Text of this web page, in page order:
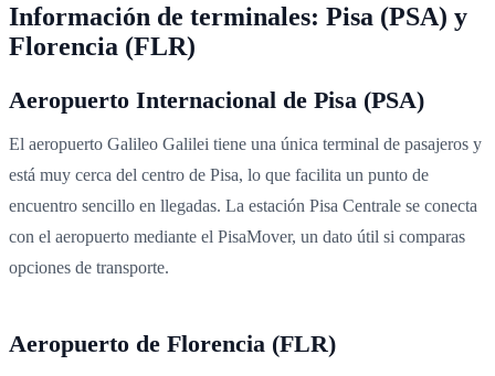
Información de terminales: Pisa (PSA) y
Florencia (FLR)
Aeropuerto Internacional de Pisa (PSA)
El aeropuerto Galileo Galilei tiene una única terminal de pasajeros y
está muy cerca del centro de Pisa, lo que facilita un punto de
encuentro sencillo en llegadas. La estación Pisa Centrale se conecta
con el aeropuerto mediante el PisaMover, un dato útil si comparas
opciones de transporte.
Aeropuerto de Florencia (FLR)